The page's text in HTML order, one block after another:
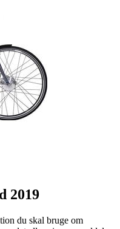
2019
du skal bruge om